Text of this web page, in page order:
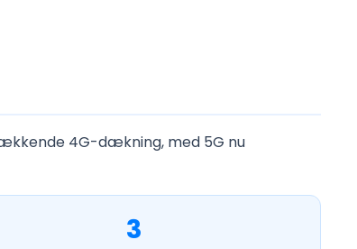
4G-dækning, med 5G nu
3